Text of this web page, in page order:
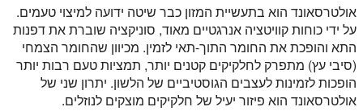
אולטרסאונד הוא בתעשיית המזון כבר שיטה ידועה למיצוי טעמים.
על ידי כוחות קוויטציה אנרגטיים מאוד, סוניקציה שוברת את דפנות
התא והופכת את החומר התוך-תאי לזמין. מכיוון שהחומר הצמחי
(סיבי עץ) מתפרק לחלקיקים קטנים יותר, תמציות טעם רבות יותר
הופכות לזמינות לעצבים הגוסטיביים של הלשון. יתרון שני של
אולטרסאונד הוא פיזור יעיל של חלקיקים מוצקים לנוזלים.